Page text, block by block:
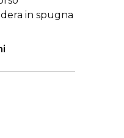
in spugna